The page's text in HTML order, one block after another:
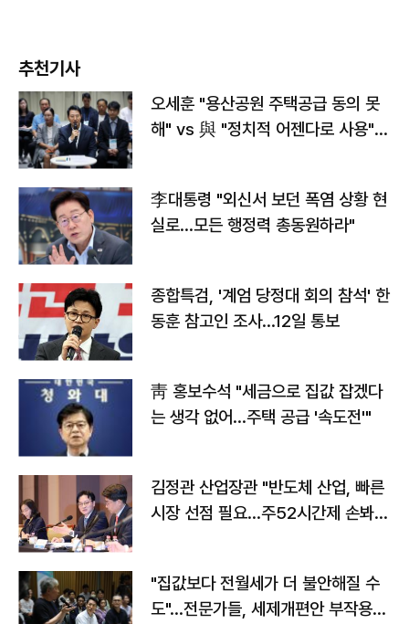
추천기사
오세훈 "용산공원 주택공급 동의 못
해" vs 與 "정치적 어젠다로 사용"
李대통령 "외신서 보던 폭염 상황 현
실로…모든 행정력 총동원하라"
종합특검, '계엄 당정대 회의 참석' 한
동훈 참고인 조사...12일 통보
靑 홍보수석 "세금으로 집값 잡겠다
는 생각 없어…주택 공급 '속도전'"
김정관 산업장관 "반도체 산업, 빠른
시장 선점 필요…주52시간제 손봐
"집값보다 전월세가 더 불안해질 수
도"…전문가들, 세제개편안 부작용